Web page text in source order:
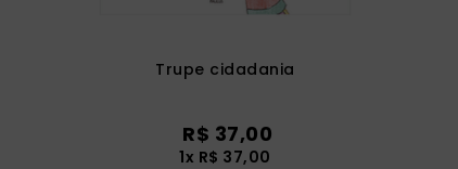
Trupe cidadania
R$ 37,00
1x R$ 37,00